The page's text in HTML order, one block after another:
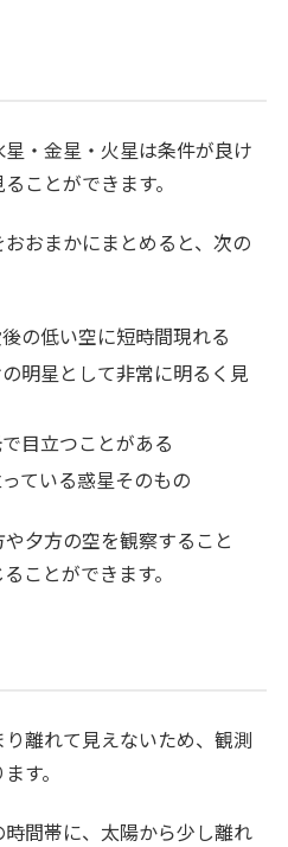
・金星・火星は条件が良け
ことができます。
おまかにまとめると、次の
の低い空に短時間現れる
明星として非常に明るく見
目立つことがある
ている惑星そのもの
夕方の空を観察すること
ことができます。
離れて見えないため、観測
す。
間帯に、太陽から少し離れ